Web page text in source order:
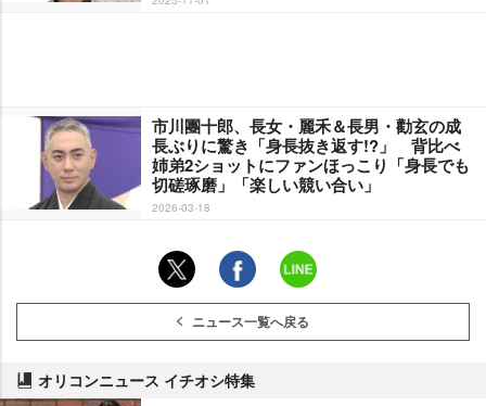
市川團十郎、長女・麗禾＆長男・勸玄の成
長ぶりに驚き「身長抜き返す!?」 背比べ
姉弟2ショットにファンほっこり「身長でも
切磋琢磨」「楽しい競い合い」
2026-03-18
ニュース一覧へ戻る
オリコンニュース イチオシ特集